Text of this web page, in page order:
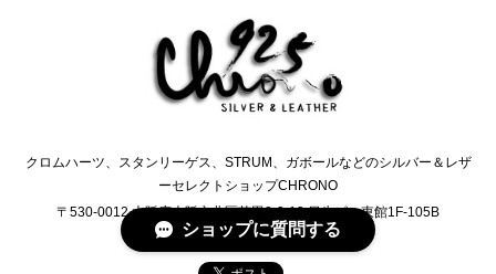
クロムハーツ、スタンリーゲス、STRUM、ガボールなどのシルバー＆レザ
ーセレクトショップCHRONO
〒530-0012 大阪府大阪市北区芝田2-2-13 日生ビル東館1F-105B
TEL:0120-6245-76
ショップに質問する